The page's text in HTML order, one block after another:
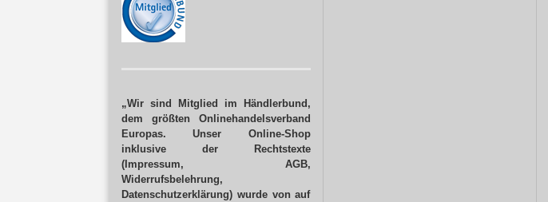
„Wir sind Mitglied im Händlerbund,
dem größten Onlinehandelsverband
Europas. Unser Online-Shop
inklusive der Rechtstexte
(Impressum, AGB,
Widerrufsbelehrung,
Datenschutzerklärung) wurde von auf